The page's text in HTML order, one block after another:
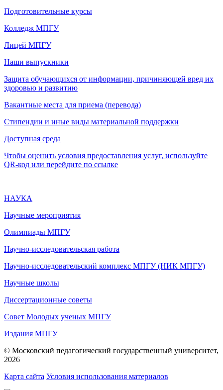
Подготовительные курсы
Колледж МПГУ
Лицей МПГУ
Наши выпускники
Защита обучающихся от информации, причиняющей вред их
здоровью и развитию
Вакантные места для приема (перевода)
Стипендии и иные виды материальной поддержки
Доступная среда
Чтобы оценить условия предоставления услуг, используйте
QR-код или перейдите по ссылке
НАУКА
Научные мероприятия
Олимпиады МПГУ
Научно-исследовательская работа
Научно-исследовательский комплекс МПГУ (НИК МПГУ)
Научные школы
Диссертационные советы
Совет Молодых ученых МПГУ
Издания МПГУ
© Московский педагогический государственный университет,
2026
Карта сайта Условия использования материалов